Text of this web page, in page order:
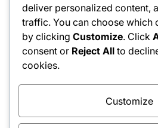
Techniques de service
Service puissant :
Posted
17/02/2026
Posted
Émilie Dubois
deliver personalized content,
traffic. You can choose which
by clicking Customize. Click
consent or Reject All to
cookies.
Customize